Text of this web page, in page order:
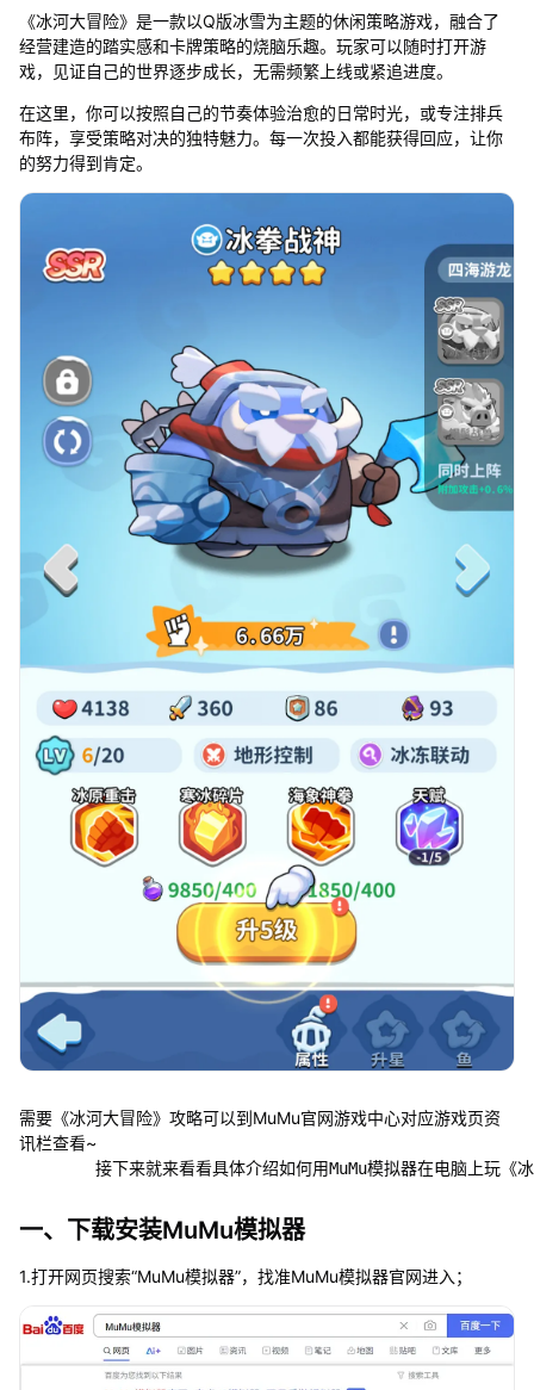
《冰河大冒险》是一款以Q版冰雪为主题的休闲策略游戏，融合了
经营建造的踏实感和卡牌策略的烧脑乐趣。玩家可以随时打开游
戏，见证自己的世界逐步成长，无需频繁上线或紧追进度。
在这里，你可以按照自己的节奏体验治愈的日常时光，或专注排兵
布阵，享受策略对决的独特魅力。每一次投入都能获得回应，让你
的努力得到肯定。
需要《冰河大冒险》攻略可以到MuMu官网游戏中心对应游戏页资
讯栏查看~
一、下载安装MuMu模拟器
1.打开网页搜索“MuMu模拟器”，找准MuMu模拟器官网进入；